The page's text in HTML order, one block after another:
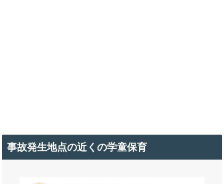
事故発生地点の近くの学童保育